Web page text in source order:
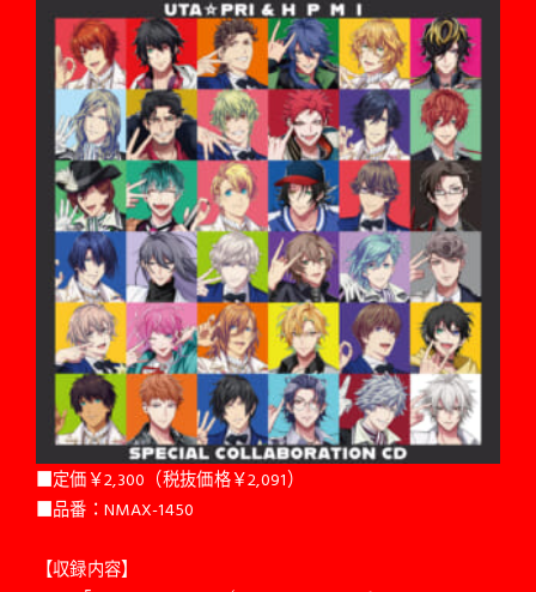
■定価￥2,300（税抜価格￥2,091）
■品番：NMAX-1450
【収録内容】